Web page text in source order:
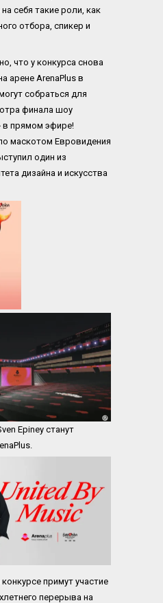
себя такие роли, как
отбора, спикер и
что у конкурса снова
арене ArenaPlus в
собраться для
финала шоу
в прямом эфире!
маскотом Евровидения
один из
дизайна и искусства
Epiney станут
примут участие
перерыва на